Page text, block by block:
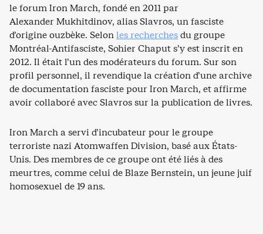
le forum Iron March, fondé en 2011 par
Alexander Mukhitdinov, alias Slavros, un fasciste
d’origine ouzbèke. Selonles recherchesdu groupe
Montréal-Antifasciste, Sohier Chaput s’y est inscrit en
2012. Il était l’un des modérateurs du forum. Sur son
profil personnel, il revendique la création d’une archive
de documentation fasciste pour Iron March, et affirme
avoir collaboré avec Slavros sur la publication de livres.
Iron March a servi d’incubateur pour le groupe
terroriste nazi Atomwaffen Division, basé aux États-
Unis. Des membres de ce groupe ont été liés à des
meurtres, comme celui de Blaze Bernstein, un jeune juif
homosexuel de 19 ans.